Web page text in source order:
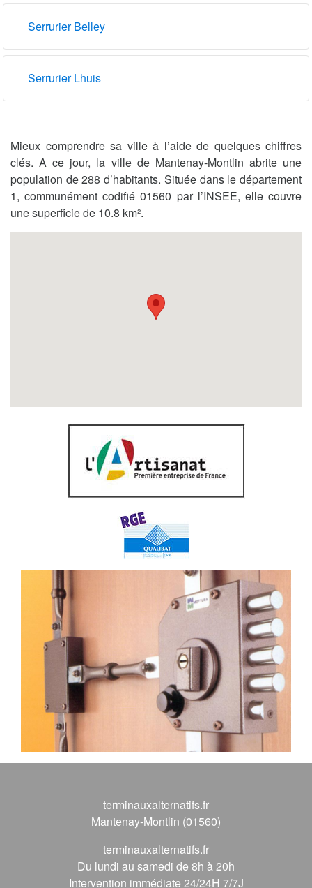
Serrurier Belley
Serrurier Lhuis
Mieux comprendre sa ville à l’aide de quelques chiffres
clés. A ce jour, la ville de Mantenay-Montlin abrite une
population de 288 d’habitants. Située dans le département
1, communément codifié 01560 par l’INSEE, elle couvre
une superficie de 10.8 km².
terminauxalternatifs.fr
Mantenay-Montlin (01560)
terminauxalternatifs.fr
Du lundi au samedi de 8h à 20h
Intervention immédiate 24/24H 7/7J